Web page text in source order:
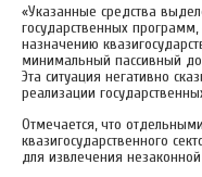
«Указанные средства
государственных
назначению
минимальный пассивный
Эта ситуация негативно
реализации
Отмечается, что
квазигосударственного
для извлечения